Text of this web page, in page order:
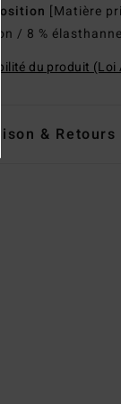
[Matière
/ 8 % élasthanne
du produit (Loi
& Retours